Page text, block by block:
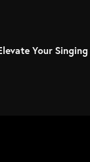
Your Singing